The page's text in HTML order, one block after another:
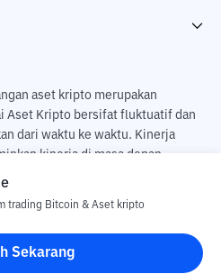
aset kripto merupakan
Aset Kripto bersifat fluktuatif dan
dari waktu ke waktu. Kinerja
kinerja di masa depan.
dampak dari membeli dan
Indonesia (Bittime) tidak
fluktuasi dari nilai tukar Aset
trading Bitcoin & Aset kripto
Sekarang